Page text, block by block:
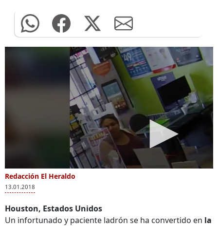
Redacción El Heraldo
13.01.2018
Houston, Estados Unidos
Un infortunado y paciente ladrón se ha convertido en la